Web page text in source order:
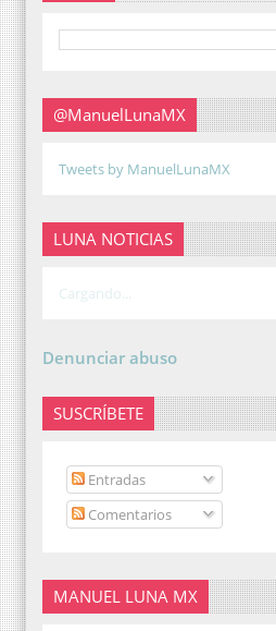
@ManuelLunaMX
Tweets by ManuelLunaMX
LUNA NOTICIAS
Cargando...
Denunciar abuso
SUSCRÍBETE
Entradas
Comentarios
MANUEL LUNA MX